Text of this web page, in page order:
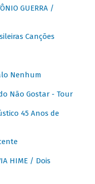
GUERRA /
Canções
Nenhum
Não Gostar - Tour
45 Anos de
HIME / Dois